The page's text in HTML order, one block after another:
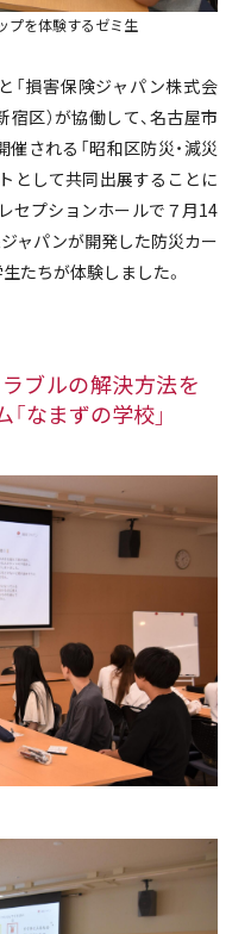
プを体験するゼミ生
「損害保険ジャパン株式会
宿区）が協働して、名古屋市
される「昭和区防災・減災
として共同出展することに
セプションホールで７月14
ジャパンが開発した防災カー
たちが体験しました。
ブルの解決方法を
なまずの学校」